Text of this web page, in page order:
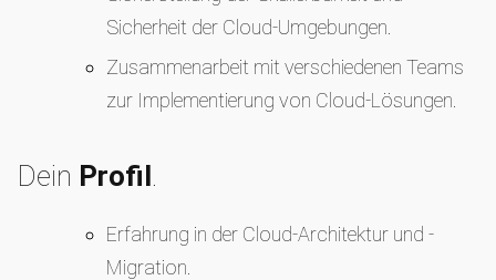
Sicherheit der Cloud-Umgebungen.
Zusammenarbeit mit verschiedenen Teams
zur Implementierung von Cloud-Lösungen.
Dein Profil.
Erfahrung in der Cloud-Architektur und -
Migration.